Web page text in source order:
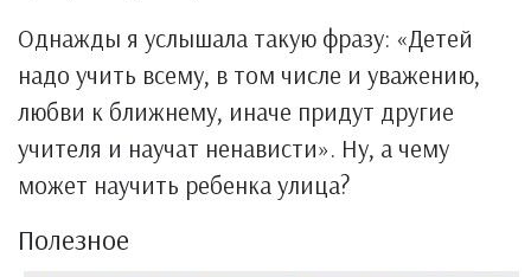
Однажды я услышала такую фразу: «Детей
надо учить всему, в том числе и уважению,
любви к ближнему, иначе придут другие
учителя и научат ненависти». Ну, а чему
может научить ребенка улица?
Полезное